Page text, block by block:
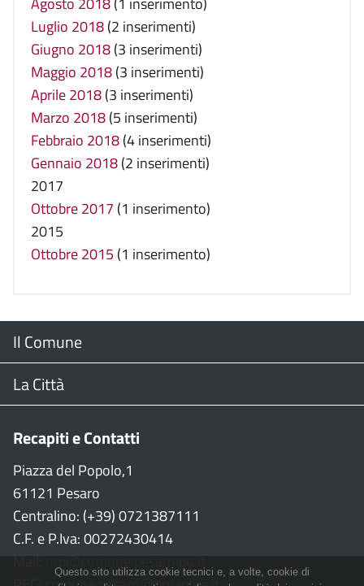
Luglio 2018(2 inserimenti)
Giugno 2018(3 inserimenti)
Maggio 2018(3 inserimenti)
Aprile 2018(3 inserimenti)
Marzo 2018(5 inserimenti)
Febbraio 2018(4 inserimenti)
Gennaio 2018(2 inserimenti)
2017
Ottobre 2017 (1 inserimento)
2015
Ottobre 2015 (1 inserimento)
Menu
Footer
Il Comune
Il Sindaco
Consiglio Comunale
CON
Garante persone con disabilità
La Città
Stradario
WiFi
Città della Musica
Recapiti e Contatti
Piazza del Popolo,1
61121 Pesaro
Centralino: (+39) 0721387111
C.F. e P.Iva: 00272430414
Mail:urp@comune.pesaro.pu.it
Questo sito utilizza cookie tecnici e, a volte, cookie di